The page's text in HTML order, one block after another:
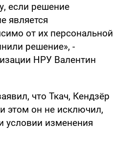
если решение
является
от их персональной
решение», -
НРУ Валентин
что Ткач, Кендзёр
этом он не исключил,
условии изменения